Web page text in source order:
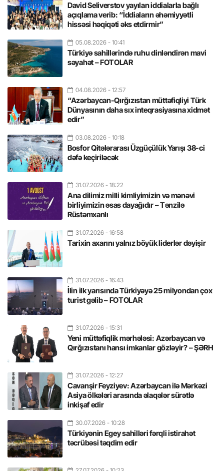
David Seliverstov yayılan iddialarla bağlı
açıqlama verib: “İddiaların əhəmiyyətli
hissəsi həqiqəti əks etdirmir”
05.08.2026 - 10:41
Türkiyə sahillərində ruhu dinləndirən mavi
səyahət – FOTOLAR
04.08.2026 - 12:57
“Azərbaycan-Qırğızıstan müttəfiqliyi Türk
Dünyasının daha sıx inteqrasiyasına xidmət
edir”
03.08.2026 - 10:18
Bosfor Qitələrarası Üzgüçülük Yarışı 38-ci
dəfə keçiriləcək
31.07.2026 - 18:22
Ana dilimiz milli kimliyimizin və mənəvi
birliyimizin əsas dayağıdır – Tənzilə
Rüstəmxanlı
31.07.2026 - 16:58
Tarixin axarını yalnız böyük liderlər dəyişir
31.07.2026 - 16:43
İlin ilk yarısında Türkiyəyə 25 milyondan çox
turist gəlib – FOTOLAR
31.07.2026 - 15:31
Yeni müttəfiqlik mərhələsi: Azərbaycan və
Qırğızıstanı hansı imkanlar gözləyir? – ŞƏRH
31.07.2026 - 12:27
Cavanşir Feyziyev: Azərbaycan ilə Mərkəzi
Asiya ölkələri arasında əlaqələr sürətlə
inkişaf edir
30.07.2026 - 10:28
Türkiyənin Egey sahilləri fərqli istirahət
təcrübəsi təqdim edir